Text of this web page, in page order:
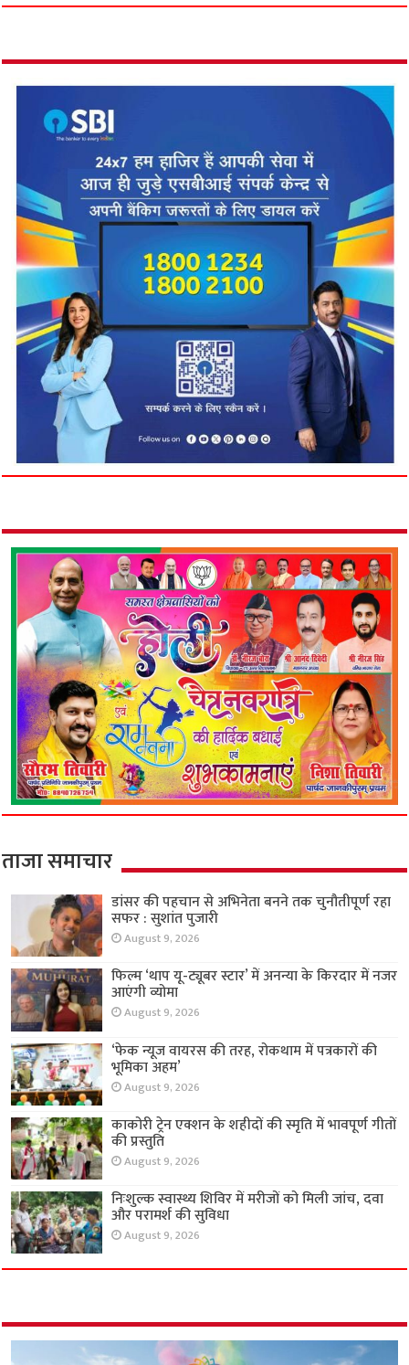
ताजा समाचार
डांसर की पहचान से अभिनेता बनने तक चुनौतीपूर्ण रहा
सफर : सुशांत पुजारी
August 9, 2026
फिल्म ‘थाप यू-ट्यूबर स्टार’ में अनन्या के किरदार में नजर
आएंगी व्योमा
August 9, 2026
‘फेक न्यूज वायरस की तरह, रोकथाम में पत्रकारों की
भूमिका अहम’
August 9, 2026
काकोरी ट्रेन एक्शन के शहीदों की स्मृति में भावपूर्ण गीतों
की प्रस्तुति
August 9, 2026
निःशुल्क स्वास्थ्य शिविर में मरीजों को मिली जांच, दवा
और परामर्श की सुविधा
August 9, 2026